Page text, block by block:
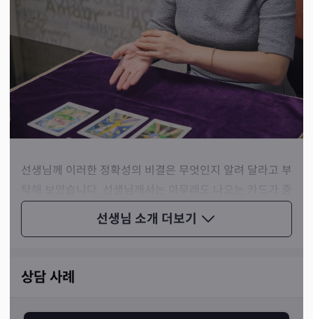
선생님 소개 더보기
선생님께 이러한 정확성의 비결은 무엇인지 알려 달라고 부
요하다고 말씀하셨습니다. 그리고 정확한 카드를 뽑기 위해
서는 손님과 선생님 그리고 카드가 영적으로 공명해야 한다
타로 마스터는 그러한 연결과 공명의 매개체이기 때문에 리
딩과 카드에 대한 열정, 그리고 영적인 맑음을 꾸준히 유지
상담 사례